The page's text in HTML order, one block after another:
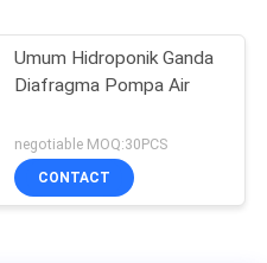
Umum Hidroponik Ganda
Diafragma Pompa Air
negotiable MOQ:30PCS
CONTACT